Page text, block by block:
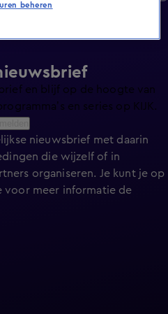
en blijf op de hoogte van
en series op KIJK.
nieuwsbrief met daarin
die wijzelf of in
organiseren. Je kunt je op
voor meer informatie de
beheren